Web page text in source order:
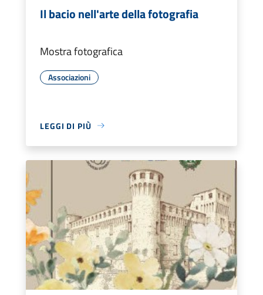
Il bacio nell'arte della fotografia
Mostra fotografica
Associazioni
LEGGI DI PIÙ